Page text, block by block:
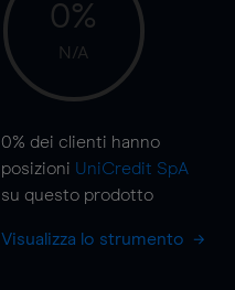
0%
N/A
0% dei clienti hanno
posizioni UniCredit SpA
su questo prodotto
Visualizza lo strumento